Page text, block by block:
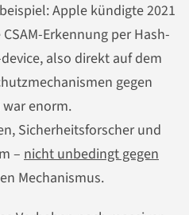
Apple kündigte 2021
Erkennung per Hash-
also direkt auf dem
gegen
war enorm.
Sicherheitsforscher und
– nicht unbedingt gegen
Mechanismus.